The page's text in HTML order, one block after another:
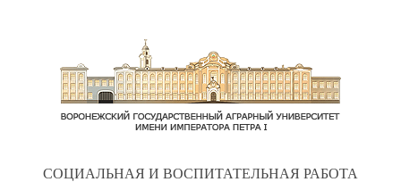
CОЦИАЛЬНАЯ И ВОСПИТАТЕЛЬНАЯ РАБОТА